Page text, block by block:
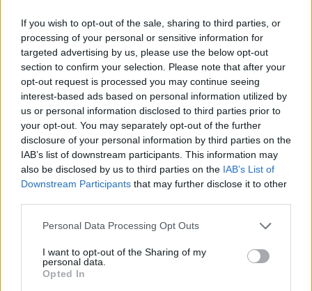
If you wish to opt-out of the sale, sharing to third parties, or
processing of your personal or sensitive information for
targeted advertising by us, please use the below opt-out
section to confirm your selection. Please note that after your
opt-out request is processed you may continue seeing
interest-based ads based on personal information utilized by
us or personal information disclosed to third parties prior to
your opt-out. You may separately opt-out of the further
disclosure of your personal information by third parties on the
IAB’s list of downstream participants. This information may
also be disclosed by us to third parties on the IAB’s List of
Downstream Participants that may further disclose it to other
Personal Data Processing Opt Outs
I want to opt-out of the Sharing of my
personal data.
Opted In
Νέα ταυτότητα: Ποιους φορείς
πρέπει να ενημερώσετε μετά την
εκδόσή της
6 Αυγούστου 2026 17:20
ΕΝΔΙΑΦΕΡΟΝΤΑ
Αυτά είναι τα δέντρα που βοηθούν
στην προστασία των σπιτιών μας
από τις φωτιές
6 Αυγούστου 2026 17:16
ΓΕΎΣΗ - ΨΥΧΑΓΩΓΊΑ
ίσως να μην γνωρίζεις
6 Αυγούστου 2026 17:11
ΝΟΜΌΣ ΧΑΝΊΩΝ
Xανιά: Δίκτυο περισσότερων από 60